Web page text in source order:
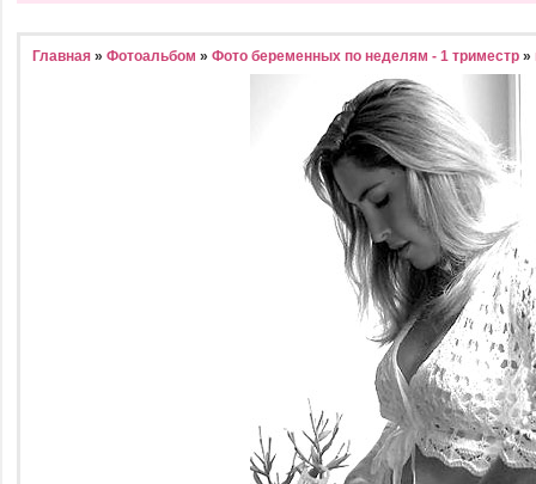
Главная » Фотоальбом » Фото беременных по неделям - 1 триместр »